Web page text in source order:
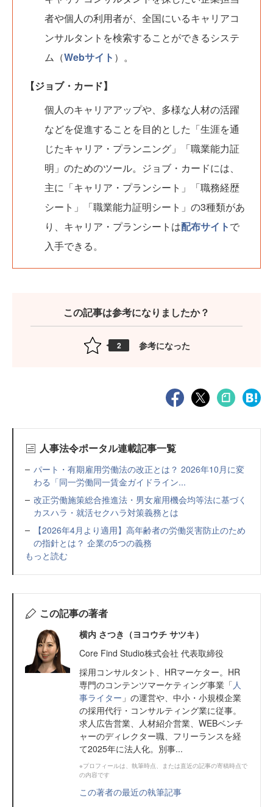
者や個人の利用者が、全国にいるキャリアコ
ンサルタントを検索することができるシステ
ム（Webサイト ）。
【ジョブ・カード】
個人のキャリアアップや、多様な人材の活躍
などを促進することを目的とした「生涯を通
じたキャリア・プランニング」「職業能力証
明」のためのツール。ジョブ・カードには、
主に「キャリア・プランシート」「職務経歴
シート」「職業能力証明シート」の3種類があ
り、キャリア・プランシートは配布サイトで
入手できる。
この記事は参考になりましたか？
2 参考になった
人事法令ポータル連載記事一覧
パート・有期雇用労働法の改正とは？ 2026年10月に変
わる「同一労働同一賃金ガイドライン...
改正労働施策総合推進法・男女雇用機会均等法に基づく
カスハラ・就活セクハラ対策義務とは
【2026年4月より適用】高年齢者の労働災害防止のため
の指針とは？ 企業の5つの義務
もっと読む
この記事の著者
横内 さつき（ヨコウチ サツキ）
Core Find Studio株式会社 代表取締役
採用コンサルタント、HRマーケター。HR
専門のコンテンツマーケティング事業「人
事ライター 」の運営や、中小・小規模企業
の採用代行・コンサルティング業に従事。
求人広告営業、人材紹介営業、WEBベンチ
ャーのディレクター職、フリーランスを経
て2025年に法人化。別事...
※プロフィールは、執筆時点、または直近の記事の寄稿時点で
の内容です
この著者の最近の執筆記事